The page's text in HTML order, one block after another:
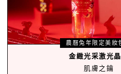
農曆兔年限定美妝
金緻光采激光
肌膚之鑰